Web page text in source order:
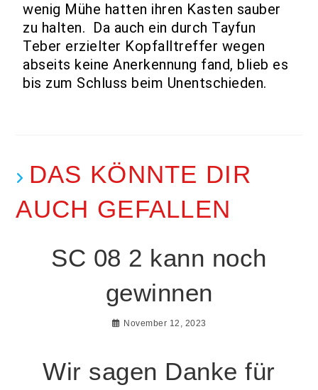
wenig Mühe hatten ihren Kasten sauber
zu halten. Da auch ein durch Tayfun
Teber erzielter Kopfalltreffer wegen
abseits keine Anerkennung fand, blieb es
bis zum Schluss beim Unentschieden.
DAS KÖNNTE DIR
AUCH GEFALLEN
SC 08 2 kann noch
gewinnen
November 12, 2023
Wir sagen Danke für